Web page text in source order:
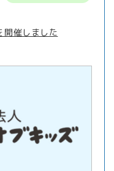
開催しました